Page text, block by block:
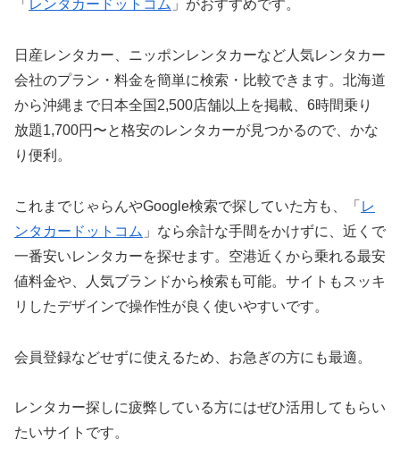
「 レンタカードットコム 」がおすすめです。
日産レンタカー、ニッポンレンタカーなど人気レンタカー
会社のプラン・料金を簡単に検索・比較できます。北海道
から沖縄まで日本全国2,500店舗以上を掲載、6時間乗り
放題1,700円〜と格安のレンタカーが見つかるので、かな
り便利。
これまでじゃらんやGoogle検索で探していた方も、「 レ
ンタカードットコム 」なら余計な手間をかけずに、近くで
一番安いレンタカーを探せます。空港近くから乗れる最安
値料金や、人気ブランドから検索も可能。サイトもスッキ
リしたデザインで操作性が良く使いやすいです。
会員登録などせずに使えるため、お急ぎの方にも最適。
レンタカー探しに疲弊している方にはぜひ活用してもらい
たいサイトです。